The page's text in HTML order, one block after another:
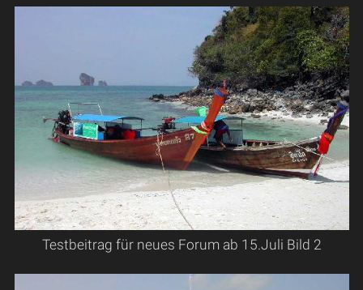
Testbeitrag für neues Forum ab 15.Juli Bild 2